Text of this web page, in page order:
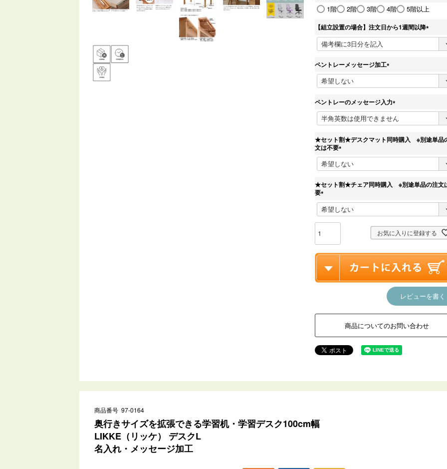
(
必
)
1階 2階 3階 4階 5階以上
【組立設置の場合】注文日から1週間以降
(
須
ペントレーメッセージ加工
(
須
)
ペントレーのメッセージ入力
(
必
須
)
★セット割★デスクマット同時購入 ※別途単品
文は不要
(
必
須
)
★セット割★チェア同時購入 ※別途単品の注文
要
(
必
須
お気に入りに登録する
レビューを書く
商品についてのお問い合わせ
商品番号 97-0164
奥行きサイズを拡張できる学習机・学習デスク100cm幅
LIKKE（リッケ） デスクL
名入れ・メッセージ加工